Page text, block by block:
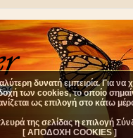
δυνατή εμπειρία. Για να
των cookies, το οποίο
ως επιλογή στο κάτω
της σελίδας η επιλογή
[ ΑΠΟΔΟΧΗ COOKIES ]